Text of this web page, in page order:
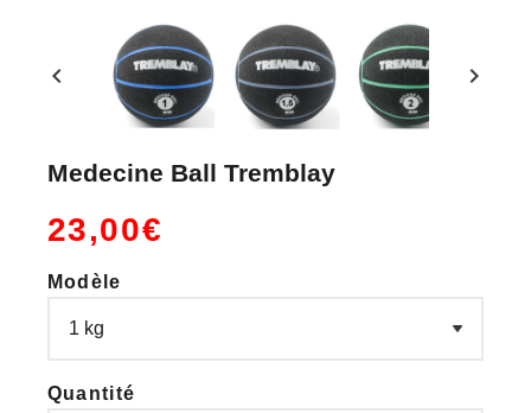
chevron_left chevron_right
Medecine Ball Tremblay
23,00€
Modèle
Quantité